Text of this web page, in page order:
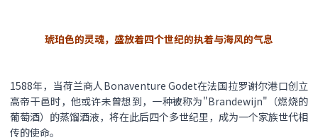
琥珀色的灵魂，盛放着四个世纪的执着与海风的气息
1588年，当荷兰商人Bonaventure Godet在法国拉罗谢尔港口创立
高帝干邑时，他或许未曾想到，一种被称为"Brandewijn"（燃烧的
葡萄酒）的蒸馏酒液，将在此后四个多世纪里，成为一个家族世代相
传的使命。